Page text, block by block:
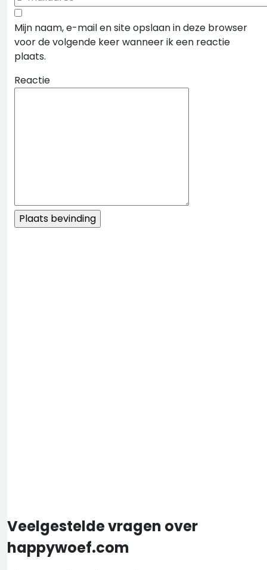
Mijn naam, e-mail en site opslaan in deze browser
voor de volgende keer wanneer ik een reactie
plaats.
Reactie
Veelgestelde vragen over
happywoef.com